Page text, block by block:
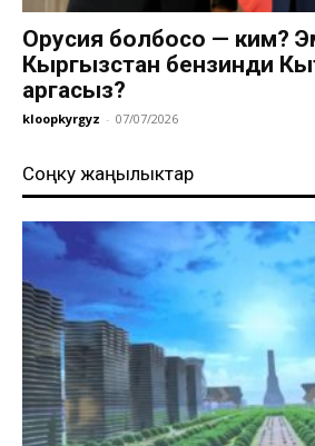
Орусия болбосо — ким?
Кыргызстан бензинди
аргасыз?
kloopkyrgyz - 07/07/2026
Соңку жаңылыктар